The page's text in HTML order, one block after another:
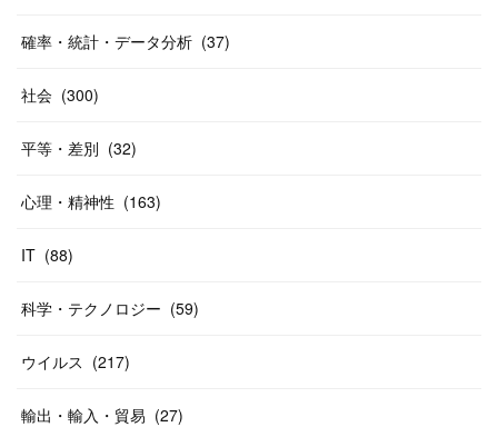
確率・統計・データ分析 (37)
社会 (300)
平等・差別 (32)
心理・精神性 (163)
IT (88)
科学・テクノロジー (59)
ウイルス (217)
輸出・輸入・貿易 (27)